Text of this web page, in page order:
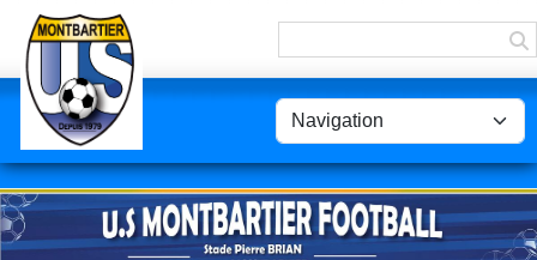
Panneau de gestion des cookies